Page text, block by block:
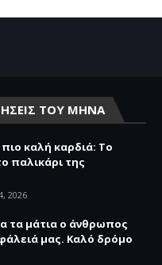
ΤΟΥ ΜΗΝΑ
καλή καρδιά: Το
παλικάρι της
2026
τα μάτια ο άνθρωπος
μας. Καλό δρόμο